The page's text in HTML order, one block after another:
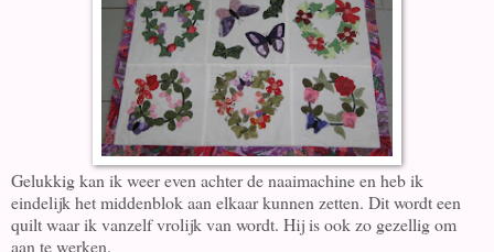
Gelukkig kan ik weer even achter de naaimachine en heb ik
eindelijk het middenblok aan elkaar kunnen zetten. Dit wordt een
quilt waar ik vanzelf vrolijk van wordt. Hij is ook zo gezellig om
aan te werken.